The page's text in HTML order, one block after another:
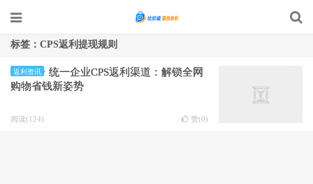
标签：CPS返利提现规则
返利资讯
统一企业CPS返利渠道：解锁全网
购物省钱新姿势
阅读(124) 赞(0)